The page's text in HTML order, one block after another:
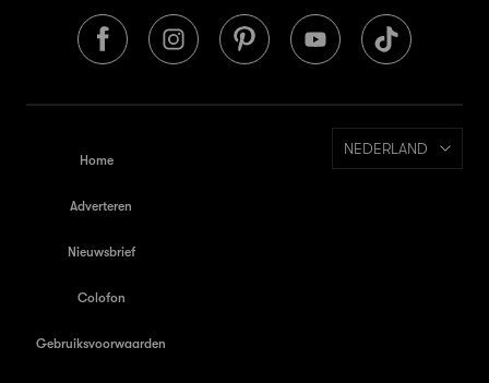
Home
Adverteren
Nieuwsbrief
Colofon
Gebruiksvoorwaarden
NEDERLAND